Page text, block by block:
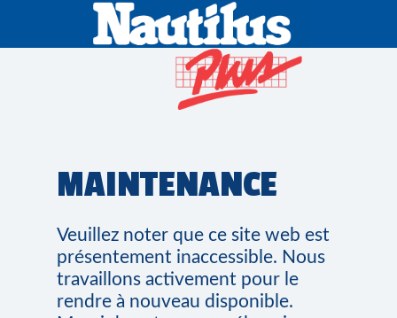
MAINTENANCE
Veuillez noter que ce site web est
présentement inaccessible. Nous
travaillons activement pour le
rendre à nouveau disponible.